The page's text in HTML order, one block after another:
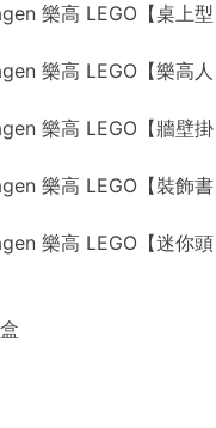
樂高 LEGO【桌上型
樂高 LEGO【樂高人
樂高 LEGO【牆壁掛
樂高 LEGO【裝飾書
樂高 LEGO【迷你頭